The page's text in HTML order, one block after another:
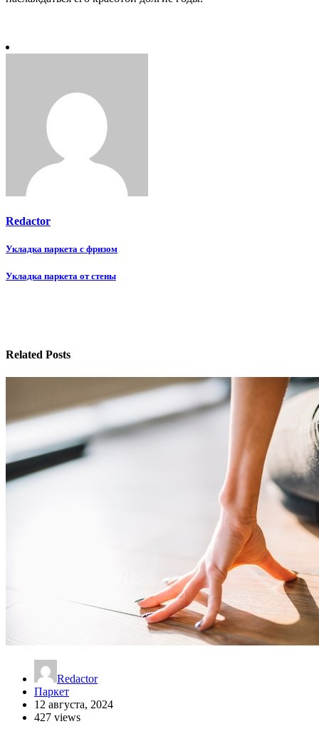
Redactor
Навигация
по
Укладка паркета с фризом
Укладка паркета от стены
Related Posts
Redactor
Паркет
12 августа, 2024
427 views